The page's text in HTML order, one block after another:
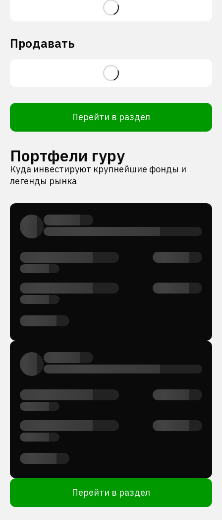
Продавать
Перейти в раздел
Портфели гуру
Куда инвестируют крупнейшие фонды и
легенды рынка
Перейти в раздел